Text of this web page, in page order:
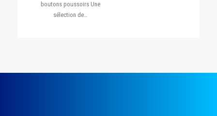
boutons poussoirs Une
sélection de…